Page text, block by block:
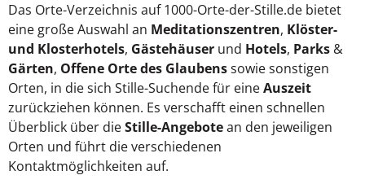
Das Orte-Verzeichnis auf 1000-Orte-der-Stille.de bietet
eine große Auswahl an Meditationszentren, Klöster-
und Klosterhotels, Gästehäuser und Hotels, Parks &
Gärten, Offene Orte des Glaubenssowie sonstigen
Orten, in die sich Stille-Suchende für eineAuszeit
zurückziehen können. Es verschafft einen schnellen
Überblick über dieStille-Angebotean den jeweiligen
Orten und führt die verschiedenen
Kontaktmöglichkeiten auf.